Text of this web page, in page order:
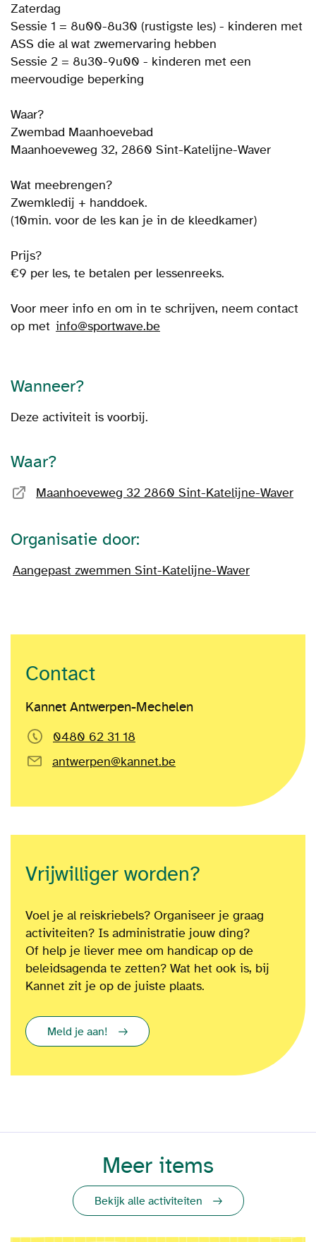
Zaterdag
Sessie 1 = 8u00-8u30 (rustigste les) - kinderen met
ASS die al wat zwemervaring hebben
Sessie 2 = 8u30-9u00 - kinderen met een
meervoudige beperking
Waar?
Zwembad Maanhoevebad
Maanhoeveweg 32, 2860 Sint-Katelijne-Waver
Wat meebrengen?
Zwemkledij + handdoek.
(10min. voor de les kan je in de kleedkamer)
Prijs?
€9 per les, te betalen per lessenreeks.
Voor meer info en om in te schrijven, neem contact
op met info@sportwave.be
Wanneer?
Deze activiteit is voorbij.
Waar?
Maanhoeveweg 32 2860 Sint-Katelijne-Waver
Organisatie door:
Aangepast zwemmen Sint-Katelijne-Waver
Contact
Kannet Antwerpen-Mechelen
0480 62 31 18
antwerpen@kannet.be
Vrijwilliger worden?
Voel je al reiskriebels? Organiseer je graag
activiteiten? Is administratie jouw ding?
Of help je liever mee om handicap op de
beleidsagenda te zetten? Wat het ook is, bij
Kannet zit je op de juiste plaats.
Meld je aan!
Meer items
Bekijk alle activiteiten